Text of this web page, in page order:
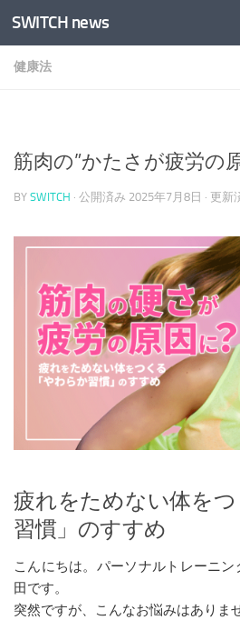
コンテンツへスキップ
SWITCH news
健康法
筋肉の”かたさが疲労の
BY SWITCH · 公開済み 2025年7月8日 · 更新
疲れをためない体を
習慣」のすすめ
こんにちは。パーソナルトレーニン
田です。
突然ですが、こんなお悩みはありま